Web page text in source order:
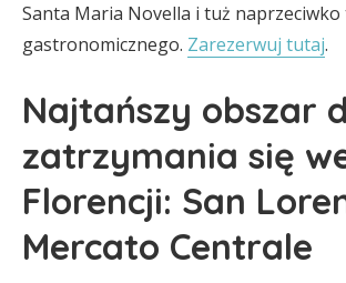
Santa Maria Novella i tuż
gastronomicznego. Zarezerwuj tutaj.
Najtańszy obszar
zatrzymania się
Florencji: San
Mercato Centrale